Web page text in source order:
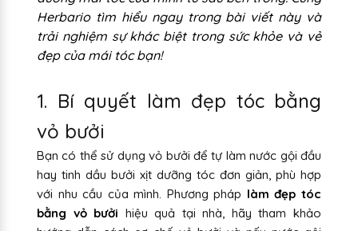
Herbario tìm hiểu ngay trong bài viết này và
trải nghiệm sự khác biệt trong sức khỏe và vẻ
đẹp của mái tóc bạn!
1. Bí quyết làm đẹp tóc bằng
vỏ bưởi
Bạn có thể sử dụng vỏ bưởi để tự làm nước gội đầu
hay tinh dầu bưởi xịt dưỡng tóc đơn giản, phù hợp
với nhu cầu của mình. Phương pháp làm đẹp tóc
bằng vỏ bưởi hiệu quả tại nhà, hãy tham khảo